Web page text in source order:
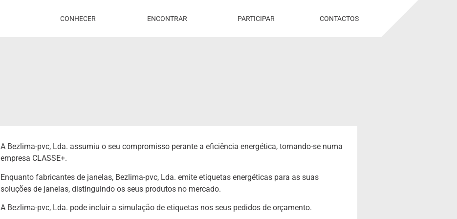
CONHECER ENCONTRAR PARTICIPAR CONTACTOS
A Bezlima-pvc, Lda. assumiu o seu compromisso perante a eficiência energética, tornando-se numa
empresa CLASSE+.
Enquanto fabricantes de janelas, Bezlima-pvc, Lda. emite etiquetas energéticas para as suas
soluções de janelas, distinguindo os seus produtos no mercado.
A Bezlima-pvc, Lda. pode incluir a simulação de etiquetas nos seus pedidos de orçamento.